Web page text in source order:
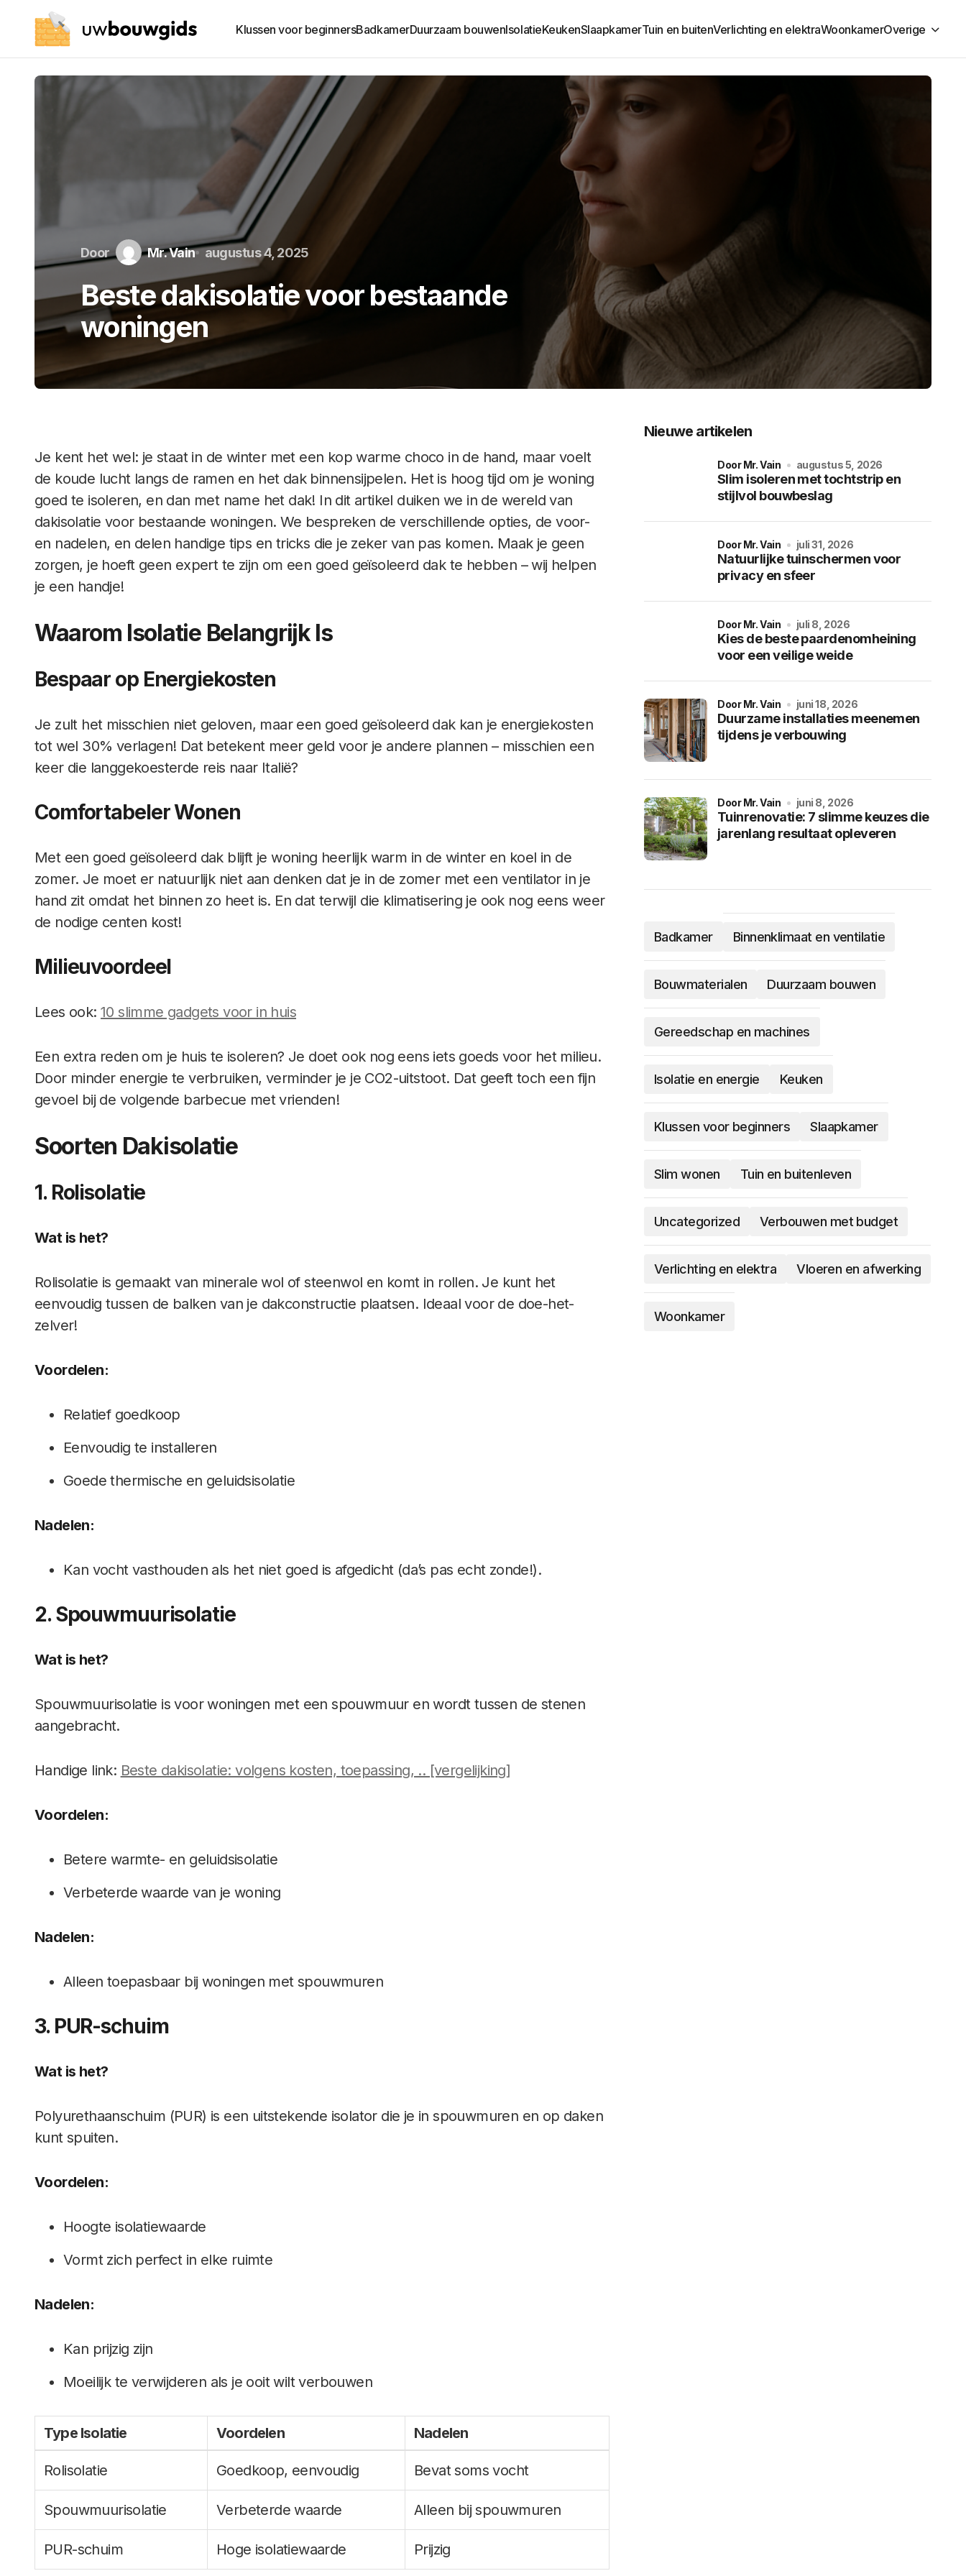
Klussen voor beginnersBadkamerDuurzaam bouwenIsolatieKeukenSlaapkamerTuin en buitenVerlichting en elektraWoonkamerOverige
Door Mr. Vain augustus 4, 2025
Beste dakisolatie voor bestaande
woningen
Je kent het wel: je staat in de winter met een kop warme choco in de hand, maar voelt
de koude lucht langs de ramen en het dak binnensijpelen. Het is hoog tijd om je woning
goed te isoleren, en dan met name het dak! In dit artikel duiken we in de wereld van
dakisolatie voor bestaande woningen. We bespreken de verschillende opties, de voor-
en nadelen, en delen handige tips en tricks die je zeker van pas komen. Maak je geen
zorgen, je hoeft geen expert te zijn om een goed geïsoleerd dak te hebben – wij helpen
je een handje!
Waarom Isolatie Belangrijk Is
Bespaar op Energiekosten
Je zult het misschien niet geloven, maar een goed geïsoleerd dak kan je energiekosten
tot wel 30% verlagen! Dat betekent meer geld voor je andere plannen – misschien een
keer die langgekoesterde reis naar Italië?
Comfortabeler Wonen
Met een goed geïsoleerd dak blijft je woning heerlijk warm in de winter en koel in de
zomer. Je moet er natuurlijk niet aan denken dat je in de zomer met een ventilator in je
hand zit omdat het binnen zo heet is. En dat terwijl die klimatisering je ook nog eens weer
de nodige centen kost!
Milieuvoordeel
Lees ook:10 slimme gadgets voor in huis
Een extra reden om je huis te isoleren? Je doet ook nog eens iets goeds voor het milieu.
Door minder energie te verbruiken, verminder je je CO2-uitstoot. Dat geeft toch een fijn
gevoel bij de volgende barbecue met vrienden!
Soorten Dakisolatie
1. Rolisolatie
Wat is het?
Rolisolatie is gemaakt van minerale wol of steenwol en komt in rollen. Je kunt het
eenvoudig tussen de balken van je dakconstructie plaatsen. Ideaal voor de doe-het-
zelver!
Voordelen:
Relatief goedkoop
Eenvoudig te installeren
Goede thermische en geluidsisolatie
Nadelen:
Kan vocht vasthouden als het niet goed is afgedicht (da’s pas echt zonde!).
2. Spouwmuurisolatie
Wat is het?
Spouwmuurisolatie is voor woningen met een spouwmuur en wordt tussen de stenen
aangebracht.
Handige link: Beste dakisolatie: volgens kosten, toepassing, .. [vergelijking]
Voordelen:
Betere warmte- en geluidsisolatie
Verbeterde waarde van je woning
Nadelen:
Alleen toepasbaar bij woningen met spouwmuren
3. PUR-schuim
Wat is het?
Polyurethaanschuim (PUR) is een uitstekende isolator die je in spouwmuren en op daken
kunt spuiten.
Voordelen:
Hoogte isolatiewaarde
Vormt zich perfect in elke ruimte
Nadelen:
Kan prijzig zijn
Moeilijk te verwijderen als je ooit wilt verbouwen
Type Isolatie Voordelen Nadelen
Rolisolatie Goedkoop, eenvoudig Bevat soms vocht
Spouwmuurisolatie Verbeterde waarde Alleen bij spouwmuren
PUR-schuim Hoge isolatiewaarde Prijzig
Nieuwe artikelen
Slim isoleren met tochtstrip en
stijlvol bouwbeslag
door Mr. Vain augustus 5, 2026
Natuurlijke tuinschermen voor
privacy en sfeer
door Mr. Vain juli 31, 2026
Kies de beste paardenomheining
voor een veilige weide
door Mr. Vain juli 8, 2026
Duurzame installaties meenemen
tijdens je verbouwing
door Mr. Vain juni 18, 2026
Tuinrenovatie: 7 slimme keuzes die
jarenlang resultaat opleveren
door Mr. Vain juni 8, 2026
Badkamer Binnenklimaat en ventilatie
Bouwmaterialen Duurzaam bouwen
Gereedschap en machines
Isolatie en energie Keuken
Klussen voor beginners Slaapkamer
Slim wonen Tuin en buitenleven
Uncategorized Verbouwen met budget
Verlichting en elektra Vloeren en afwerking
Woonkamer